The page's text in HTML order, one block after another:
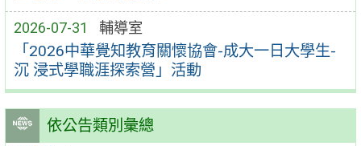
2026-07-31 輔導室
「2026中華覺知教育關懷協會-成大一日大學生-
沉 浸式學職涯探索營」活動
依公告類別彙總